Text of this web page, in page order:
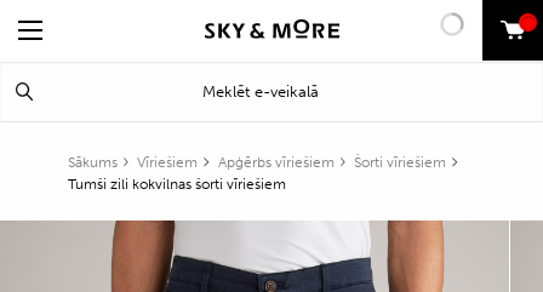
0
Sākums Vīriešiem Apģērbs vīriešiem
Šorti vīriešiem
Tumši zili kokvilnas šorti vīriešiem